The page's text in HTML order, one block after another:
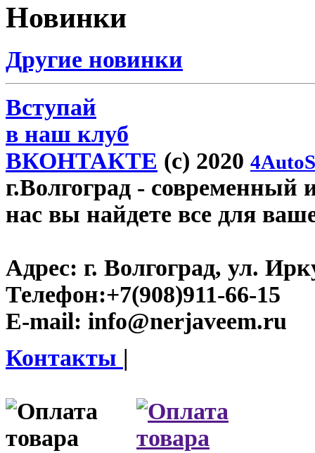
Новинки
Другие новинки
Вступай
в наш клуб
ВКОНТАКТЕ (c) 2020
г.Волгоград - современный
нас вы найдете все для
Адрес: г. Волгоград, ул.
Телефон:+7(908)911-66-15
E-mail: info@nerjaveem.ru
Контакты |